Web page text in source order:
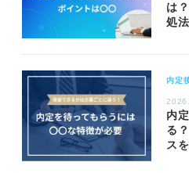
は
処
内定
内
る
ス